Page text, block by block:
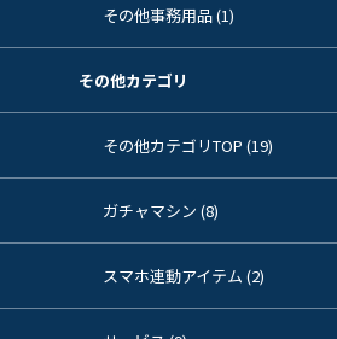
その他事務用品 (1)
その他カテゴリ
その他カテゴリTOP (19)
ガチャマシン (8)
スマホ連動アイテム (2)